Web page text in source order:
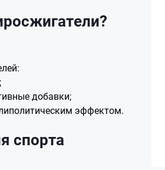
;
добавки;
эффектом.
спорта